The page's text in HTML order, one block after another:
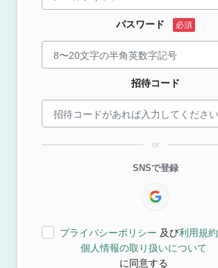
パスワード
招待コード
or
SNSで登録
プライバシーポリシー 及び利用規約
個人情報の取り扱いについて
に同意する